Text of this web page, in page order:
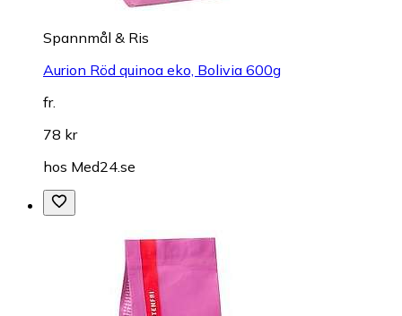
Spannmål & Ris
Aurion Röd quinoa eko, Bolivia 600g
fr.
78 kr
hos Med24.se